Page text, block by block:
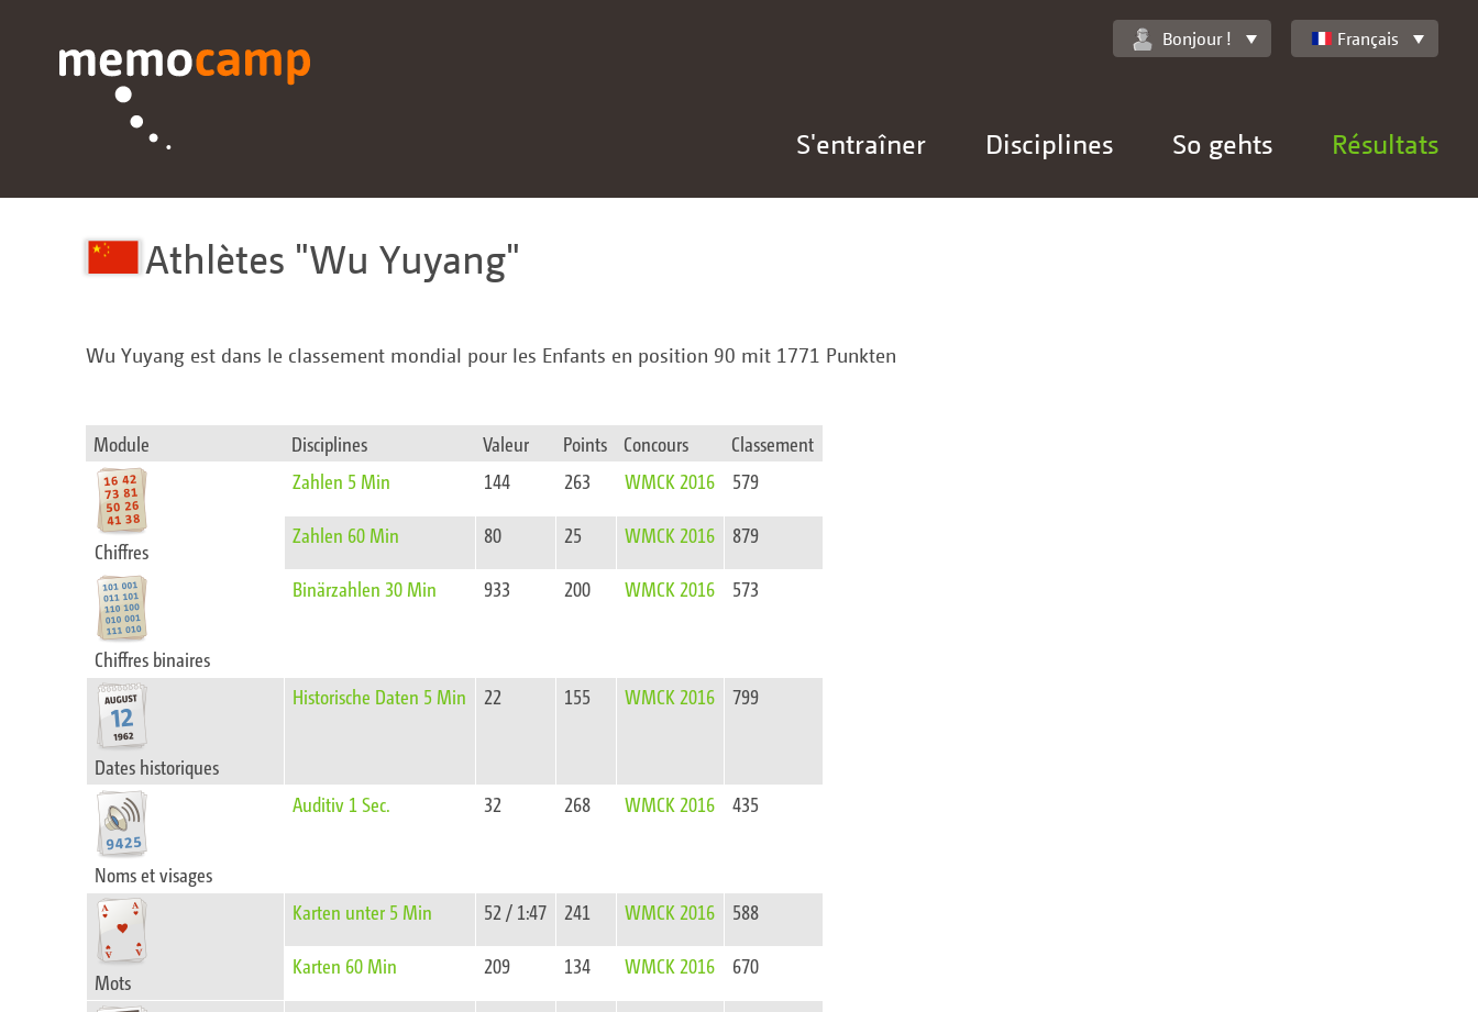
S'entraîner Disciplines So gehts Résultats
Bonjour ! Français
Athlètes Wu Yuyang
Wu Yuyang est dans le classement mondial pour les Enfants en position 90 mit 1771 Punkten
Module Disciplines Valeur Points Concours Classement
Chiffres
Zahlen 5 Min 144 263 WMCK 2016 579
Zahlen 60 Min 80 25 WMCK 2016 879
Chiffres binaires
Binärzahlen 30 Min 933 200 WMCK 2016 573
Dates historiques
Historische Daten 5 Min 22 155 WMCK 2016 799
Noms et visages
Auditiv 1 Sec. 32 268 WMCK 2016 435
Mots
Karten unter 5 Min 52 / 1:47 241 WMCK 2016 588
Karten 60 Min 209 134 WMCK 2016 670